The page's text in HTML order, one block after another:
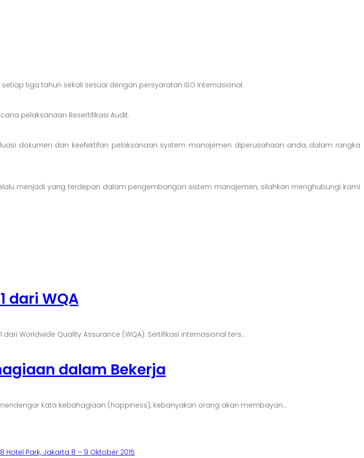
tiga tahun sekali sesuai dengan persyaratan ISO internasional.
pelaksanaan Resertifikasi Audit.
dokumen dan keefektifan pelaksanaan system manajemen diperusahaan anda, dalam rangka
menjadi yang terdepan dalam pengembangan sistem manajemen, silahkan menghubungi kami
dari WQA
Worldwide Quality Assurance (WQA). Sertifikasi internasional ters...
dalam Bekerja
kata kebahagiaan (happiness), kebanyakan orang akan membayan...
Hotel Park, Jakarta 8 – 9 Oktober 2015